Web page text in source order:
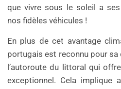
que vivre sous le soleil a
nos fidèles véhicules !
En plus de cet avantage
portugais est reconnu pour
l’autoroute du littoral qui
exceptionnel. Cela implique